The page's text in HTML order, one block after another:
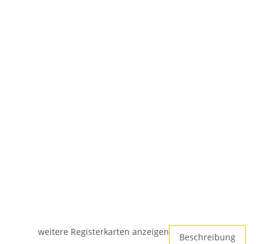
weitere Registerkarten anzeigen Beschreibung